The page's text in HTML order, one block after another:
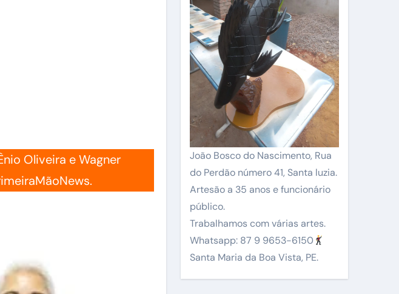
Oliveira e Wagner
João Bosco do Nascimento, Rua
do Perdão número 41, Santa luzia.
Artesão a 35 anos e funcionário
público.
Trabalhamos com várias artes.
Whatsapp: 87 9 9653-6150
Santa Maria da Boa Vista, PE.